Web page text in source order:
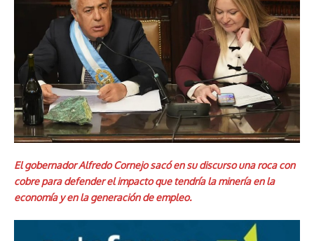
El gobernador Alfredo Cornejo sacó en su discurso una roca con
cobre para defender el impacto que tendría la minería en la
economía y en la generación de empleo.